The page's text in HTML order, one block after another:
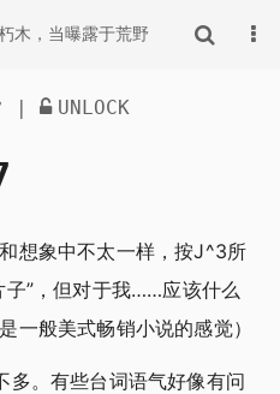
木，当曝露于荒野
| UNLOCK
想象中不太一样，按J^3所
子”，但对于我……应该什么
一般美式畅销小说的感觉）
多。有些台词语气好像有问